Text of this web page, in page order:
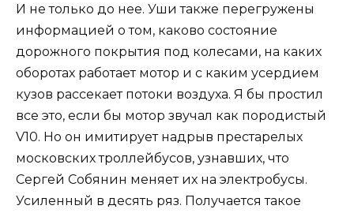
И не только до нее. Уши также перегружены
информацией о том, каково состояние
дорожного покрытия под колесами, на каких
оборотах работает мотор и с каким усердием
кузов рассекает потоки воздуха. Я бы простил
все это, если бы мотор звучал как породистый
V10. Но он имитирует надрыв престарелых
московских троллейбусов, узнавших, что
Сергей Собянин меняет их на электробусы.
Усиленный в десять ряз. Получается такое